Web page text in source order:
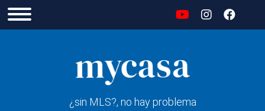
¿sin MLS?, no hay problema